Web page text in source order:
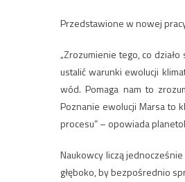
Przedstawione w nowej
„Zrozumienie tego, co
ustalić warunki ewolucji
wód. Pomaga nam to
Poznanie ewolucji Marsa to
procesu” – opowiada
Naukowcy liczą
głęboko, by bezpośrednio